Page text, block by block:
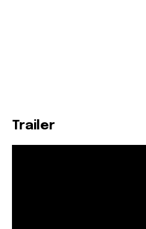
Trailer